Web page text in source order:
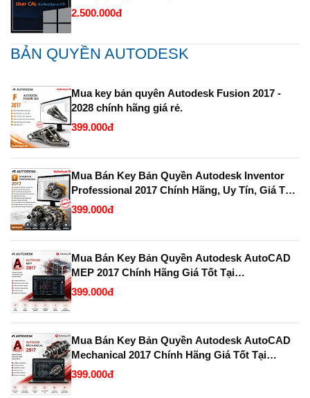
2.500.000đ
BẢN QUYỀN AUTODESK
Mua key bản quyên Autodesk Fusion 2017 -
2028 chính hãng giá rẻ.
399.000đ
Mua Bán Key Bản Quyền Autodesk Inventor
Professional 2017 Chính Hãng, Uy Tín, Giá Tốt
Tại KeyBanQuyen.VN
399.000đ
Mua Bán Key Bản Quyền Autodesk AutoCAD
MEP 2017 Chính Hãng Giá Tốt Tại
KeyBanQuyen.VN
399.000đ
Mua Bán Key Bản Quyền Autodesk AutoCAD
Mechanical 2017 Chính Hãng Giá Tốt Tại
KeyBanQuyen.VN
399.000đ